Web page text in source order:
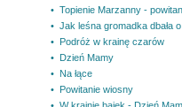
• Topienie Marzanny -
• Jak leśna gromadka dbała
• Podróż w krainę czarów
• Dzień Mamy
• Na łące
• Powitanie wiosny